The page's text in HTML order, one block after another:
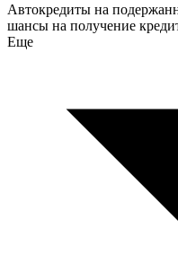
Автокредиты на
шансы на получение
Еще